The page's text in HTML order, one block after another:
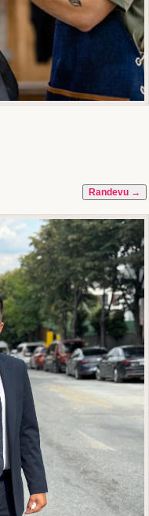
Randevu →